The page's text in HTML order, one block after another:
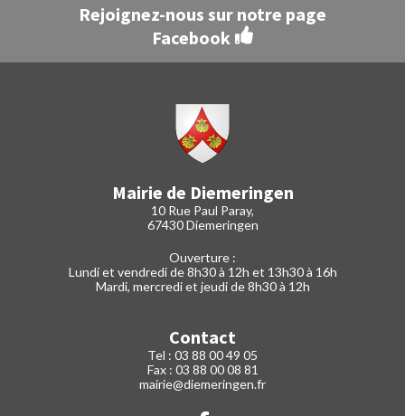
Rejoignez-nous sur notre page
Facebook
Mairie de Diemeringen
10 Rue Paul Paray,
67430 Diemeringen
Ouverture :
Lundi et vendredi de 8h30 à 12h et 13h30 à 16h
Mardi, mercredi et jeudi de 8h30 à 12h
Contact
Tel : 03 88 00 49 05
Fax : 03 88 00 08 81
mairie@diemeringen.fr